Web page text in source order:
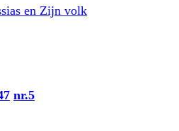
en Zijn volk
nr.5